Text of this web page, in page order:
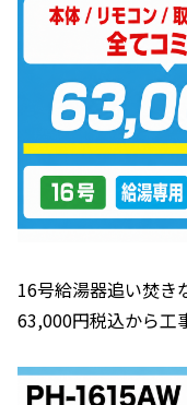
16号給湯器追い焚き
63,000円税込から工